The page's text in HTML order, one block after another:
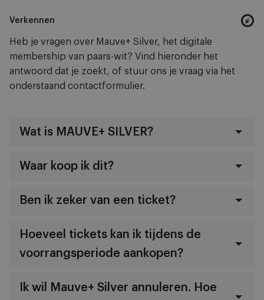
Verkennen
Heb je vragen over Mauve+ Silver, het digitale
membership van paars-wit? Vind hieronder het
antwoord dat je zoekt, of stuur ons je vraag via het
onderstaand contactformulier.
Wat is MAUVE+ SILVER?
Waar koop ik dit?
Ben ik zeker van een ticket?
Hoeveel tickets kan ik tijdens de
voorrangsperiode aankopen?
Ik wil Mauve+ Silver annuleren. Hoe